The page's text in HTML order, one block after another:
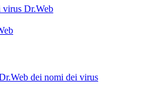
virus Dr.Web
dei nomi dei virus